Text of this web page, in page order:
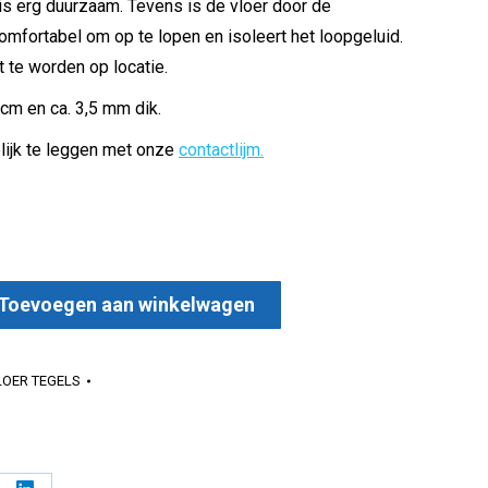
is erg duurzaam. Tevens is de vloer door de
om op te lopen en isoleert het loopgeluid.
te worden op locatie.
en ca. 3,5 mm dik.
te leggen met onze contactlijm.
aan winkelwagen
TEGELS